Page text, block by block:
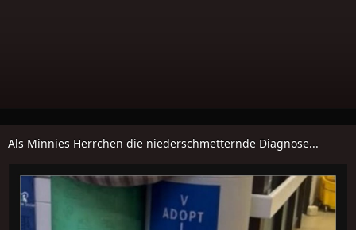
Als Minnies Herrchen die niederschmetternde Diagnose...